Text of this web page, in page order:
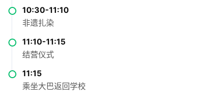
10:30-11:10
非遗扎染
11:10-11:15
结营仪式
11:15
乘坐大巴返回学校